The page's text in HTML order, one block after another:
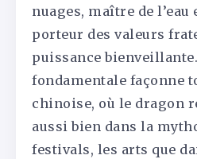
nuages, maître de l’eau
porteur des valeurs
puissance
fondamentale façonne
chinoise, où le dragon
aussi bien dans la
festivals, les arts que